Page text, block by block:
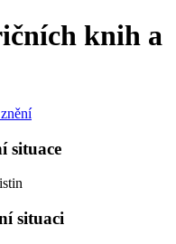
knih a
situace
situaci